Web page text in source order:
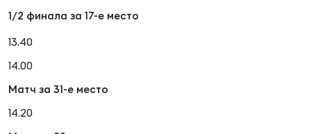
1/2 финала за 17-е место
13.40
14.00
Матч за 31-е место
14.20